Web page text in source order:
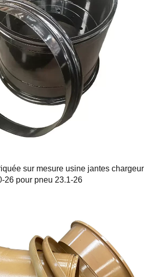
sur mesure usine jantes chargeur
26 pour pneu 23.1-26